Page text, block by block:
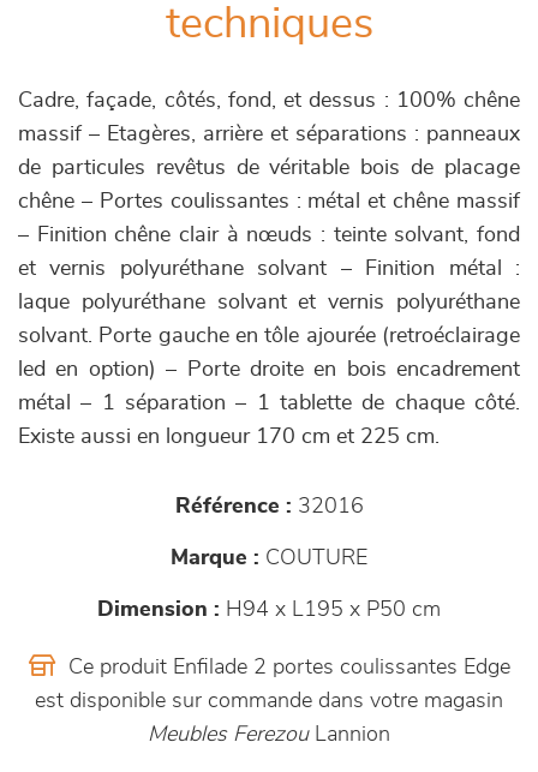
techniques
Cadre, façade, côtés, fond, et dessus : 100% chêne
massif – Etagères, arrière et séparations : panneaux
de particules revêtus de véritable bois de placage
chêne – Portes coulissantes : métal et chêne massif
– Finition chêne clair à nœuds : teinte solvant, fond
et vernis polyuréthane solvant – Finition métal :
laque polyuréthane solvant et vernis polyuréthane
solvant. Porte gauche en tôle ajourée (retroéclairage
led en option) – Porte droite en bois encadrement
métal – 1 séparation – 1 tablette de chaque côté.
Existe aussi en longueur 170 cm et 225 cm.
Référence : 32016
Marque : COUTURE
Dimension : H94 x L195 x P50 cm
Ce produit Enfilade 2 portes coulissantes Edge
est disponible sur commande dans votre magasin
Meubles FerezouLannion